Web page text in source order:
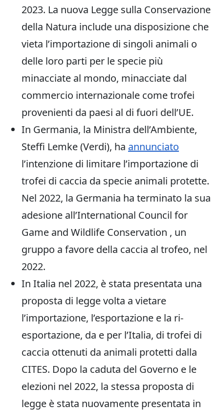
2023. La nuova Legge sulla Conservazione
della Natura include una disposizione che
vieta l’importazione di singoli animali o
delle loro parti per le specie più
minacciate al mondo, minacciate dal
commercio internazionale come trofei
provenienti da paesi al di fuori dell’UE.
In Germania, la Ministra dell’Ambiente,
Steffi Lemke (Verdi), ha annunciato
l’intenzione di limitare l’importazione di
trofei di caccia da specie animali protette.
Nel 2022, la Germania ha terminato la sua
adesione all’International Council for
Game and Wildlife Conservation , un
gruppo a favore della caccia al trofeo, nel
2022.
In Italia nel 2022, è stata presentata una
proposta di legge volta a vietare
l’importazione, l’esportazione e la ri-
esportazione, da e per l’Italia, di trofei di
caccia ottenuti da animali protetti dalla
CITES. Dopo la caduta del Governo e le
elezioni nel 2022, la stessa proposta di
legge è stata nuovamente presentata in